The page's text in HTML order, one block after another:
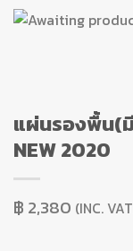
แผ่นรองพื้น(มี
NEW 2020
฿ 2,380 (INC.